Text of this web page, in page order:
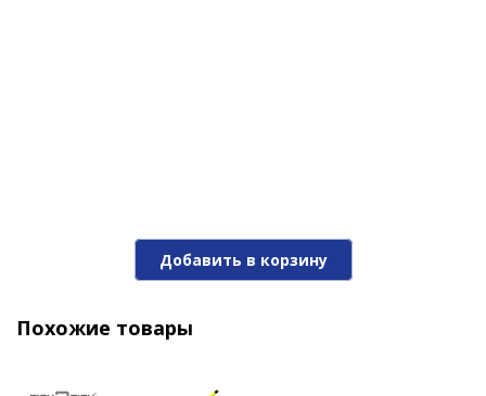
Добавить в корзину
Похожие товары